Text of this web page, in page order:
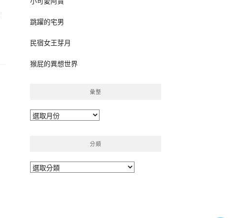
跳躍的宅男
民宿女王芽月
猴屁的異想世界
彙整
彙
分類
分